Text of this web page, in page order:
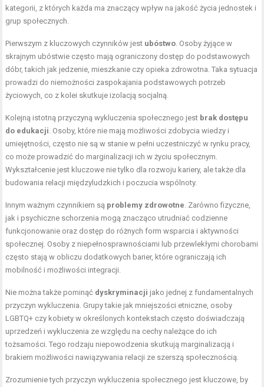
kategorii, z których każda ma znaczący wpływ na jakość życia jednostek i
grup społecznych.
Pierwszym z kluczowych czynników jest ubóstwo . Osoby żyjące w
skrajnym ubóstwie często mają ograniczony dostęp do podstawowych
dóbr, takich jak jedzenie, mieszkanie czy opieka zdrowotna. Taka sytuacja
prowadzi do niemożności zaspokajania podstawowych potrzeb
życiowych, co z kolei skutkuje izolacją socjalną.
Kolejną istotną przyczyną wykluczenia społecznego jest brak dostępu
do edukacji . Osoby, które nie mają możliwości zdobycia wiedzy i
umiejętności, często nie są w stanie w pełni uczestniczyć w rynku pracy,
co może prowadzić do marginalizacji ich w życiu społecznym.
Wykształcenie jest kluczowe nie tylko dla rozwoju kariery, ale także dla
budowania relacji międzyludzkich i poczucia wspólnoty.
Innym ważnym czynnikiem są problemy zdrowotne . Zarówno fizyczne,
jak i psychiczne schorzenia mogą znacząco utrudniać codzienne
funkcjonowanie oraz dostęp do różnych form wsparcia i aktywności
społecznej. Osoby z niepełnosprawnościami lub przewlekłymi chorobami
często stają w obliczu dodatkowych barier, które ograniczają ich
mobilność i możliwości integracji.
Nie można także pominąć dyskryminacji jako jednej z fundamentalnych
przyczyn wykluczenia. Grupy takie jak mniejszości etniczne, osoby
LGBTQ+ czy kobiety w określonych kontekstach często doświadczają
uprzedzeń i wykluczenia ze względu na cechy należące do ich
tożsamości. Tego rodzaju niepowodzenia skutkują marginalizacją i
brakiem możliwości nawiązywania relacji ze szerszą społecznością.
Zrozumienie tych przyczyn wykluczenia społecznego jest kluczowe, by